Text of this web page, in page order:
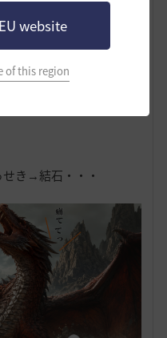
website
of this region
臓」で改良して「燃え
は変わらないのです
き→結石・・・